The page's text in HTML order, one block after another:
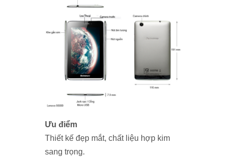
Ưu điểm
Thiết kế đẹp mắt, chất liệu hợp kim
sang trọng.